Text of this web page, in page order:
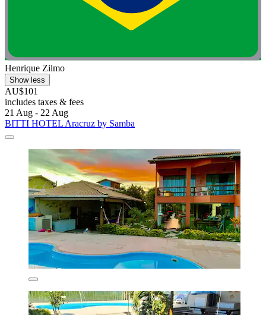
Henrique Zilmo
Show less
AU$101
includes taxes & fees
21 Aug - 22 Aug
BITTI HOTEL Aracruz by Samba